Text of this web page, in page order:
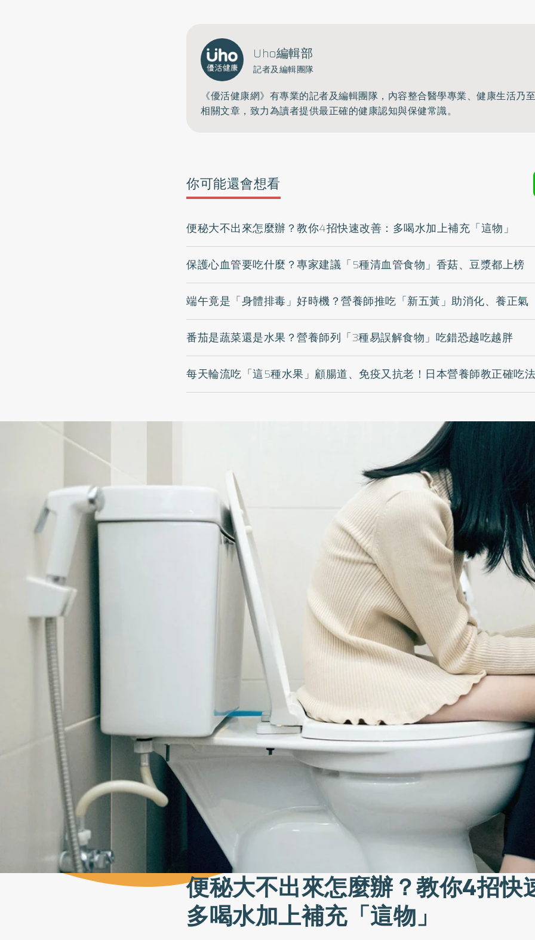
Uho編輯部
記者及編輯團隊
《優活健康網》有專業的記者及編輯團隊，內容整合醫學專業、健康生活乃
相關文章，致力為讀者提供最正確的健康認知與保健常識。
你可能還會想看
便秘大不出來怎麼辦？教你4招快速改善：多喝水加上補充「這物」
保護心血管要吃什麼？專家建議「5種清血管食物」香菇、豆漿都上榜
端午竟是「身體排毒」好時機？營養師推吃「新五黃」助消化、養正氣
番茄是蔬菜還是水果？營養師列「3種易誤解食物」吃錯恐越吃越胖
每天輪流吃「這5種水果」顧腸道、免疫又抗老！日本營養師教正確吃法
便秘大不出來怎麼辦？教你4招快
多喝水加上補充「這物」